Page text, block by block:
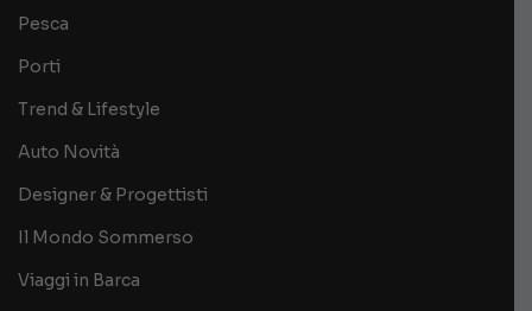
Pesca
Porti
Trend & Lifestyle
Auto Novità
Designer & Progettisti
Il Mondo Sommerso
Viaggi in Barca